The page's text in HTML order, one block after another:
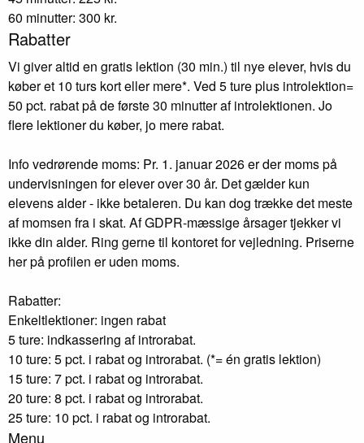
60 minutter: 300 kr.
Rabatter
Vi giver altid en gratis lektion (30 min.) til nye elever, hvis du
køber et 10 turs kort eller mere*. Ved 5 ture plus introlektion=
50 pct. rabat på de første 30 minutter af introlektionen. Jo
flere lektioner du køber, jo mere rabat.
Info vedrørende moms: Pr. 1. januar 2026 er der moms på
undervisningen for elever over 30 år. Det gælder kun
elevens alder - ikke betaleren. Du kan dog trække det meste
af momsen fra i skat. Af GDPR-mæssige årsager tjekker vi
ikke din alder. Ring gerne til kontoret for vejledning. Priserne
her på profilen er uden moms.
Rabatter:
Enkeltlektioner: ingen rabat
5 ture: indkassering af introrabat.
10 ture: 5 pct. i rabat og introrabat. (*= én gratis lektion)
15 ture: 7 pct. i rabat og introrabat.
20 ture: 8 pct. i rabat og introrabat.
25 ture: 10 pct. i rabat og introrabat.
Menu